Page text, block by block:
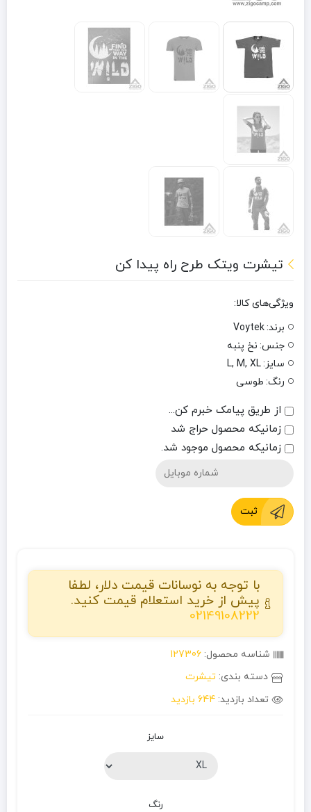
تیشرت ویتک طرح راه پیدا کن
ویژگی‌های کالا:
برند:Voytek
جنس: نخ پنبه
سایز:L, M, XL
رنگ: طوسی
از طریق پیامک خبرم کن...
زمانیکه محصول حراج شد
زمانیکه محصول موجود شد.
ثبت
با توجه به نوسانات قیمت دلار، لطفا
پیش از خرید استعلام قیمت کنید.
02149108222
شناسه محصول: 127306
دسته بندی: تیشرت
تعداد بازدید: 644 بازدید
سایز
رنگ